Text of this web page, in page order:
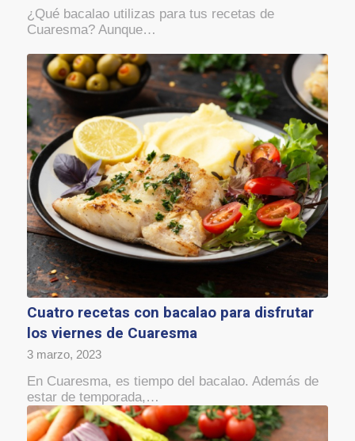
¿Qué bacalao utilizas para tus recetas de
Cuaresma? Aunque…
Cuatro recetas con bacalao para disfrutar
los viernes de Cuaresma
3 marzo, 2023
En Cuaresma, es tiempo del bacalao. Además de
estar de temporada,…